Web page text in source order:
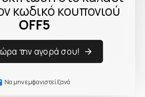
κωδικό κουπονιού
OFF5
την αγορά σου!
Να μην εμφανιστεί ξανά